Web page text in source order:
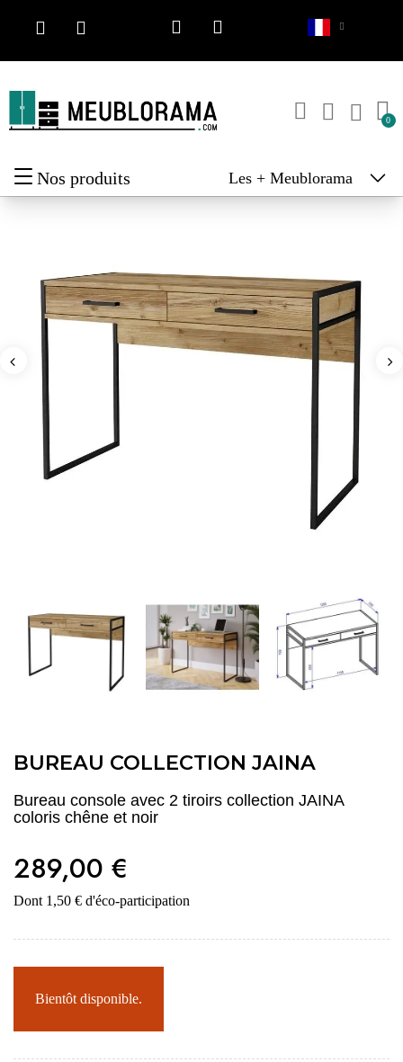
Nos produits Les + Meublorama
BUREAU COLLECTION JAINA
Bureau console avec 2 tiroirs collection JAINA
coloris chêne et noir
289,00 €
Dont 1,50 € d'éco-participation
Bientôt disponible.